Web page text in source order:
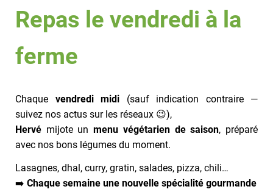
Repas le vendredi à la
ferme
Chaque vendredi midi (sauf indication contraire —
suivez nos actus sur les réseaux 😉),
Hervé mijote unmenu végétarien de saison, préparé
avec nos bons légumes du moment.
Lasagnes, dhal, curry, gratin, salades, pizza, chili…
➡️ Chaque semaine une nouvelle spécialité gourmande